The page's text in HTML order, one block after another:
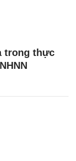
trong thực